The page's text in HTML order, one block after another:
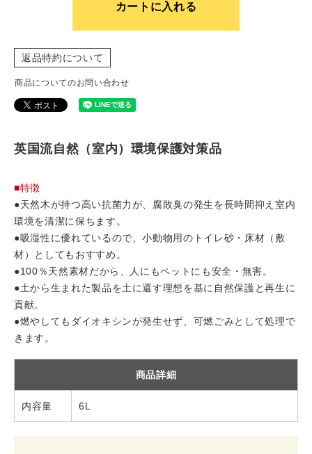
カートに入れる
返品特約について
商品についてのお問い合わせ
英国流自然（室内）環境保護対策品
■特徴
●天然木が持つ高い抗菌力が、腐敗臭の発生を長時間抑え室内
環境を清潔に保ちます。
●吸湿性に優れているので、小動物用のトイレ砂・床材（敷
材）としてもおすすめ。
●100％天然素材だから、人にもペットにも安全・無害。
●土から生まれた製品を土に還す理想を基に自然保護と再生に
貢献。
●燃やしてもダイオキシンが発生せず、可燃ごみとして処理で
きます。
商品詳細
内容量 6L